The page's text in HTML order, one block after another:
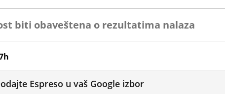
biti obaveštena o rezultatima nalaza
Espreso u vaš Google izbor